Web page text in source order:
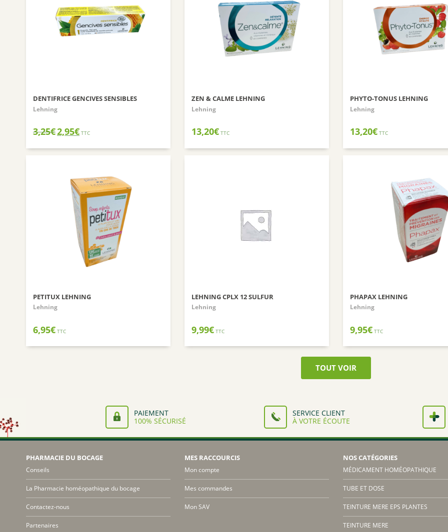
DENTIFRICE GENCIVES SENSIBLES
Lehning
3,25€ Le
initial
2,95€Le
actuel
TTC
ZEN & CALME LEHNING
Lehning
13,20€ TTC
PHYTO-TONUS LEHNING
Lehning
13,20€ TTC
PETITUX LEHNING
Lehning
6,95€ TTC
LEHNING CPLX 12 SULFUR
Lehning
9,99€ TTC
PHAPAX LEHNING
Lehning
9,95€ TTC
TOUT VOIR
PAIEMENT
100% SÉCURISÉ
SERVICE CLIENT
À VOTRE ÉCOUTE
PHARMACIE DU BOCAGE
Conseils
La Pharmacie homéopathique du bocage
Contactez-nous
Partenaires
MES RACCOURCIS
Mon compte
Mes commandes
Mon SAV
NOS CATÉGORIES
MÉDICAMENT HOMÉOPATHIQUE
TUBE ET DOSE
TEINTURE MERE EPS PLANTES
TEINTURE MERE